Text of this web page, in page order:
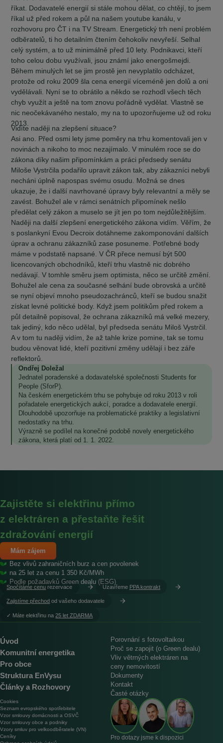
říkat. Dodavatelé energií si stále mohou dělat, co chtějí, to jsem
říkal už před rokem a půl na našem youtube kanálu, v
rozhovoru pro ČT i na TV Stream. Energetický trh není problém
odběratelů, ti ho detailním čtením čehokoliv nevyřeší. Selhal
celý systém, a to už minimálně před 10 lety. Podnikavci, kteří
toho celou dobu využívali, jsou známí jako energošmejdi.
Během minulých let se jim prostě jen nevyplatilo odcházet,
protože od roku 2009 šla cena energií víceméně jen dolů a oni
vydělávali. Nyní se to obrátilo a někdo se rozhodl všech těch
chyb využít a ještě na tom znovu pořádně vydělat. Vlastně se
nic neočekávaného nestalo, my na to upozorňujeme už od roku
2013.
Vidíte naději na zlepšení situace?
Asi ano. Před osmi lety jsme poměry na trhu komentovali jen v
novinách a nikoho to moc nezajímalo. V minulém roce se do
zákona díky našim připomínkám a práci předsedy senátu
Miloše Vystrčila podařilo upravit zákon tak, aby zákazníci nebyli
necháni úplně napospas svému osudu. Možná se dnes
ukazuje, že i další navrhované úpravy byly relevantní a měly se
zavést. Bohužel ale v rámci senátních připomínek nešlo
předělat celý zákon a muselo se jít jen po tom nejdůležitějším.
Naději na další zlepšení energetického zákona vidím. Věřím, že
s poslankyní Evou Decroix dotáhneme zakomponování dalších
úprav a ochranu zákazníků zase posuneme. Potřebné body
máme v podstatě napsané. V ČR přece nemusí být 500
licencovaných obchodníků, kteří trhu vlastně nic dobrého
nedávají. V tomhle směru jsem optimista, něco se určitě změní.
Bohužel ale cena za současné selhání bude obrovská a určitě
se nyní objeví mnoho pseudozachránců, kteří se budou snažit
získat levné politické body. Když jsem politikům před rokem a
půl detailně popisoval, že ochrana zákazníků má velké mezery,
tak jediný, kdo něco udělal, byl předseda senátu Miloš Vystrčil.
A v tom tu naději vidím, že až tahle krize pomine, tak se tomu
budou věnovat lidé, kteří pozitivní změny udělají i bez záře
reflektorů.
Ondřej Doležal
Jednatel poradenské a dodavatelské společnosti Students for
People (SforP).
Na českém energetickém trhu se pohybuje od roku 2013 v roli
pořadatele energetických aukcí, poradce a dodavatele energií.
Dlouhodobě upozorňuje na problematické praktiky a legislativní
nedostatky na trhu.
Výrazně se podílel na konečné podobě novely energetického
zákona, která platí od 1. 1. 2022.
Zajistěte si elektřinu přímo
z elektráren a přestaňte řešit
zdražování energií
Mám zájem
Bez vlivů zahraničních burz a cen povolenek
na 25 let za cenu 1 350 Kč/MWh
Podle požadavků Green dealu (ESG)
Spočítáme cenu rezervace Uzavřeme PPA kontrakt
Zajistíme přechod od vašeho dodavatele
︎✓ Máte elektřinu na25 let ZDARMA
Úvod
Komunitní energetika
Pro obce
Struktura EnVysu
Články a Rozhovory
Porovnání s fotovoltaikou
Proč se zapojit (o Green dealu)
Vliv větrných elektráren na
ceny nemovitostí
Dokumenty
Kontakt
Časté otázky
Cookies
Seznam evropského spotřebitele
Vzor smlouvy domácnosti a OSVČ
Vzor smlouvy obce a podniky
Vzory smluv pro velkoodběratele (VN)
Ceníky
Pro dotazy jsme k dispozici